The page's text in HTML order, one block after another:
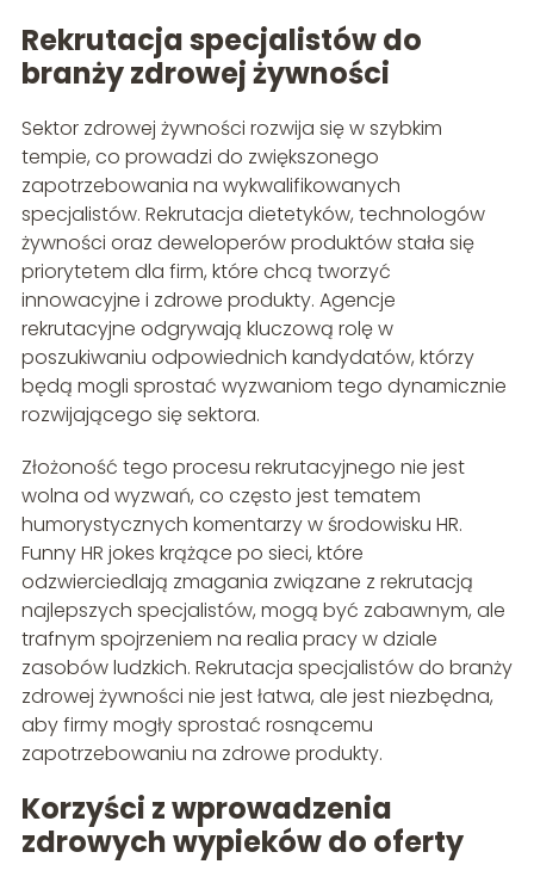
Rekrutacja specjalistów do
branży zdrowej żywności
Sektor zdrowej żywności rozwija się w szybkim
tempie, co prowadzi do zwiększonego
zapotrzebowania na wykwalifikowanych
specjalistów. Rekrutacja dietetyków, technologów
żywności oraz deweloperów produktów stała się
priorytetem dla firm, które chcą tworzyć
innowacyjne i zdrowe produkty. Agencje
rekrutacyjne odgrywają kluczową rolę w
poszukiwaniu odpowiednich kandydatów, którzy
będą mogli sprostać wyzwaniom tego dynamicznie
rozwijającego się sektora.
Złożoność tego procesu rekrutacyjnego nie jest
wolna od wyzwań, co często jest tematem
humorystycznych komentarzy w środowisku HR.
Funny HR jokes krążące po sieci, które
odzwierciedlają zmagania związane z rekrutacją
najlepszych specjalistów, mogą być zabawnym, ale
trafnym spojrzeniem na realia pracy w dziale
zasobów ludzkich. Rekrutacja specjalistów do branży
zdrowej żywności nie jest łatwa, ale jest niezbędna,
aby firmy mogły sprostać rosnącemu
zapotrzebowaniu na zdrowe produkty.
Korzyści z wprowadzenia
zdrowych wypieków do oferty